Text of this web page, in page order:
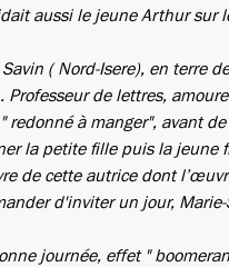
aussi le jeune Arthur sur
( Nord-Isere), en terre
Professeur de lettres,
à manger", avant
la petite fille puis la
de cette autrice dont
d'inviter un jour,
journée, effet "